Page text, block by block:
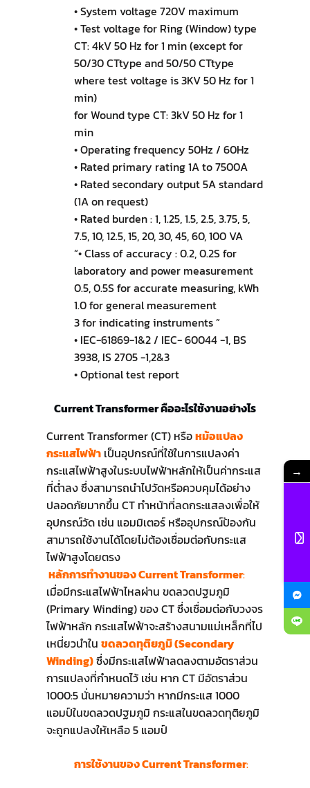
• System voltage 720V maximum
• Test voltage for Ring (Window) type
CT: 4kV 50 Hz for 1 min (except for
50/30 CTtype and 50/50 CTtype
where test voltage is 3KV 50 Hz for 1
min)
for Wound type CT: 3kV 50 Hz for 1
min
• Operating frequency 50Hz / 60Hz
• Rated primary rating 1A to 7500A
• Rated secondary output 5A standard
(1A on request)
• Rated burden : 1, 1.25, 1.5, 2.5, 3.75, 5,
7.5, 10, 12.5, 15, 20, 30, 45, 60, 100 VA
“• Class of accuracy : 0.2, 0.2S for
laboratory and power measurement
0.5, 0.5S for accurate measuring, kWh
1.0 for general measurement
3 for indicating instruments ”
• IEC-61869-1&2 / IEC- 60044 -1, BS
3938, IS 2705 -1,2&3
• Optional test report
Current Transformer คืออะไรใช้งานอย่างไร
Current Transformer (CT) หรือหม้อแปลง
กระแสไฟฟ้าเป็นอุปกรณ์ที่ใช้ในการแปลงค่า
กระแสไฟฟ้าสูงในระบบไฟฟ้าหลักให้เป็นค่ากระแส
ที่ต่ำลง ซึ่งสามารถนำไปวัดหรือควบคุมได้อย่าง
ปลอดภัยมากขึ้น CT ทำหน้าที่ลดกระแสลงเพื่อให้
อุปกรณ์วัด เช่น แอมมิเตอร์ หรืออุปกรณ์ป้องกัน
สามารถใช้งานได้โดยไม่ต้องเชื่อมต่อกับกระแส
ไฟฟ้าสูงโดยตรง
หลักการทำงานของ Current Transformer:
เมื่อมีกระแสไฟฟ้าไหลผ่าน ขดลวดปฐมภูมิ
(Primary Winding) ของ CT ซึ่งเชื่อมต่อกับวงจร
ไฟฟ้าหลัก กระแสไฟฟ้าจะสร้างสนามแม่เหล็กที่ไป
เหนี่ยวนำใน ขดลวดทุติยภูมิ (Secondary
Winding)ซึ่งมีกระแสไฟฟ้าลดลงตามอัตราส่วน
การแปลงที่กำหนดไว้ เช่น หาก CT มีอัตราส่วน
1000:5 นั่นหมายความว่า หากมีกระแส 1000
แอมป์ในขดลวดปฐมภูมิ กระแสในขดลวดทุติยภูมิ
จะถูกแปลงให้เหลือ 5 แอมป์
การใช้งานของ Current Transformer:
→